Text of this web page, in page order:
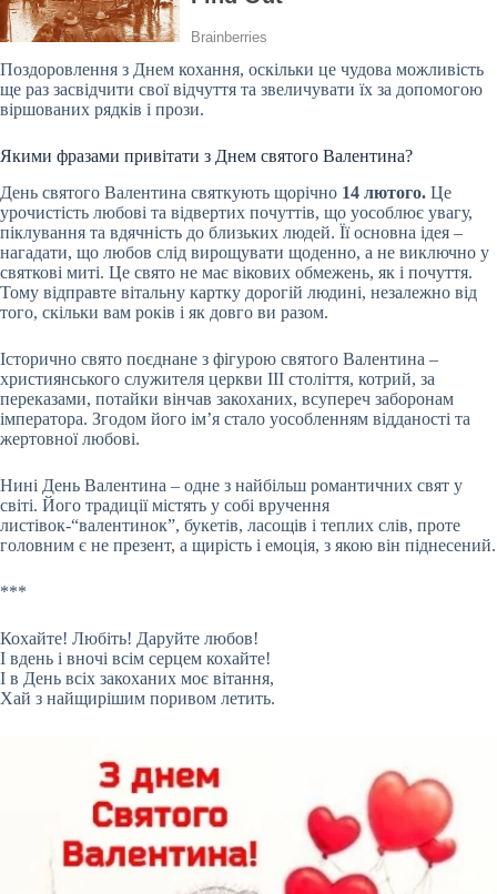
Поздоровлення з Днем кохання, оскільки це чудова можливість
ще раз засвідчити свої відчуття та звеличувати їх за допомогою
віршованих рядків і прози.
Якими фразами привітати з Днем святого Валентина?
День святого Валентина святкують щорічно 14 лютого. Це
урочистість любові та відвертих почуттів, що уособлює увагу,
піклування та вдячність до близьких людей. Її основна ідея –
нагадати, що любов слід вирощувати щоденно, а не виключно у
святкові миті. Це свято не має вікових обмежень, як і почуття.
Тому відправте вітальну картку дорогій людині, незалежно від
того, скільки вам років і як довго ви разом.
Історично свято поєднане з фігурою святого Валентина –
християнського служителя церкви III століття, котрий, за
переказами, потайки вінчав закоханих, всупереч заборонам
імператора. Згодом його ім’я стало уособленням відданості та
жертовної любові.
Нині День Валентина – одне з найбільш романтичних свят у
світі. Його традиції містять у собі вручення
листівок-“валентинок”, букетів, ласощів і теплих слів, проте
головним є не презент, а щирість і емоція, з якою він піднесений.
***
Кохайте! Любіть! Даруйте любов!
І вдень і вночі всім серцем кохайте!
І в День всіх закоханих моє вітання,
Хай з найщирішим поривом летить.